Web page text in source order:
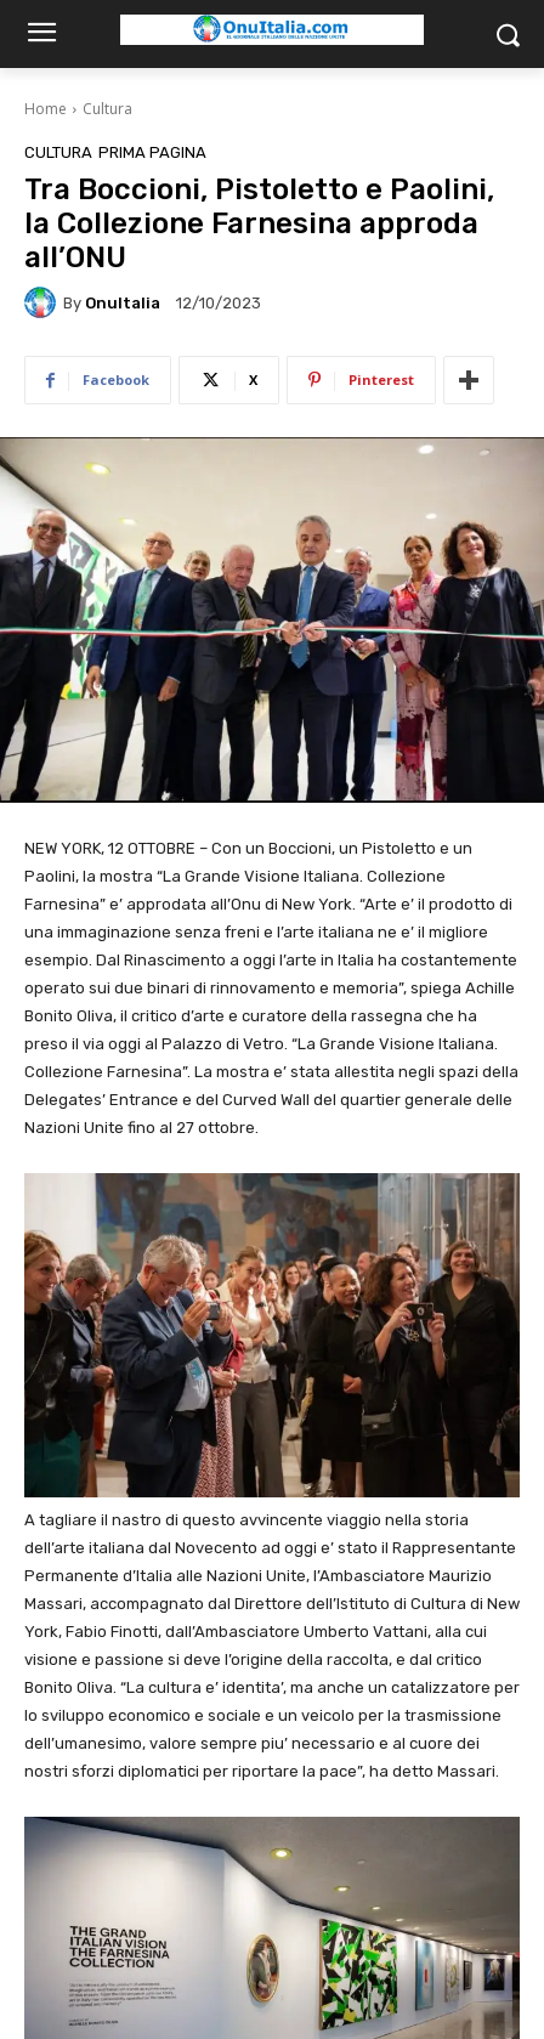
Home Cultura
CULTURA PRIMA PAGINA
Tra Boccioni, Pistoletto e Paolini,
la Collezione Farnesina approda
all’ONU
By OnuItalia 12/10/2023
Facebook X Pinterest
NEW YORK, 12 OTTOBRE – Con un Boccioni, un Pistoletto e un
Paolini, la mostra “La Grande Visione Italiana. Collezione
Farnesina” e’ approdata all’Onu di New York. “Arte e’ il prodotto di
una immaginazione senza freni e l’arte italiana ne e’ il migliore
esempio. Dal Rinascimento a oggi l’arte in Italia ha costantemente
operato sui due binari di rinnovamento e memoria”, spiega Achille
Bonito Oliva, il critico d’arte e curatore della rassegna che ha
preso il via oggi al Palazzo di Vetro. “La Grande Visione Italiana.
Collezione Farnesina”. La mostra e’ stata allestita negli spazi della
Delegates’ Entrance e del Curved Wall del quartier generale delle
Nazioni Unite fino al 27 ottobre.
A tagliare il nastro di questo avvincente viaggio nella storia
dell’arte italiana dal Novecento ad oggi e’ stato il Rappresentante
Permanente d’Italia alle Nazioni Unite, l’Ambasciatore Maurizio
Massari, accompagnato dal Direttore dell’Istituto di Cultura di New
York, Fabio Finotti, dall’Ambasciatore Umberto Vattani, alla cui
visione e passione si deve l’origine della raccolta, e dal critico
Bonito Oliva. “La cultura e’ identita’, ma anche un catalizzatore per
lo sviluppo economico e sociale e un veicolo per la trasmissione
dell’umanesimo, valore sempre piu’ necessario e al cuore dei
nostri sforzi diplomatici per riportare la pace”, ha detto Massari.